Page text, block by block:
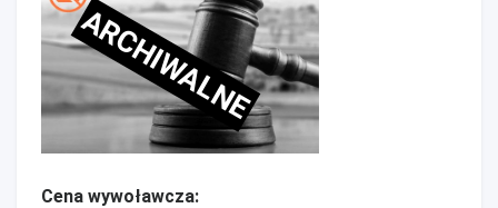
ARCHIWALNE
Cena wywoławcza: